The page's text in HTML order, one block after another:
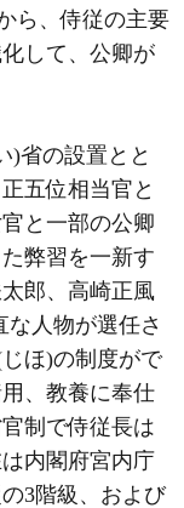
ら、侍従の主要
して、公卿が
)省の設置とと
五位相当官と
と一部の公卿
弊習を一新す
郎、高崎正風
人物が選任さ
ほ)の制度がで
、教養に奉仕
制で侍従長は
内閣府宮内庁
3階級、および